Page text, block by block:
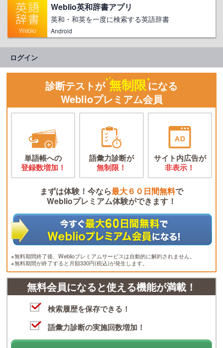
Weblio英和辞書アプリ
英和・和英を一度に検索する英語辞書
Android
ログイン
診断テストが 無制限になる
Weblioプレミアム会員
単語帳への
登録数増加！
語彙力診断が
無制限！
サイト内広告が
非表示！
まずは体験！今なら最大６０日間無料で
Weblioプレミアム体験ができます！
※無料期間終了後、Weblioプレミアムサービスは自動的に解約されません。
※無料期間が終了すると月額330円(税込)が発生します。
無料会員になると使える機能が満載！
検索履歴を保存できる！
語彙力診断の実施回数増加！